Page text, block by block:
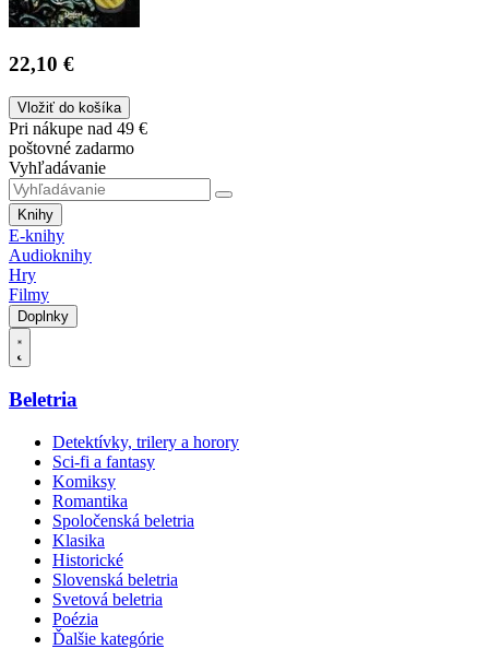
22,10 €
Vložiť do košíka
Pri nákupe nad 49 €
poštovné zadarmo
Vyhľadávanie
Knihy
E-knihy
Audioknihy
Hry
Filmy
Doplnky
Beletria
Detektívky, trilery a horory
Sci-fi a fantasy
Komiksy
Romantika
Spoločenská beletria
Klasika
Historické
Slovenská beletria
Svetová beletria
Poézia
Ďalšie kategórie